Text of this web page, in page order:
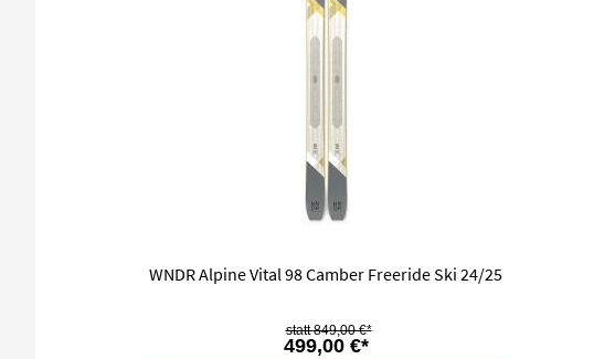
WNDR Alpine Vital 98 Camber Freeride Ski 24/25
499,00 €*
849,00 €*